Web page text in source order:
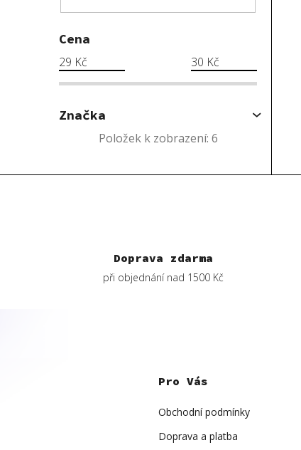
Cena
29 Kč 30 Kč
Značka
Položek k zobrazení: 6
Doprava zdarma
při objednání nad 1500 Kč
Pro Vás
Obchodní podmínky
Doprava a platba